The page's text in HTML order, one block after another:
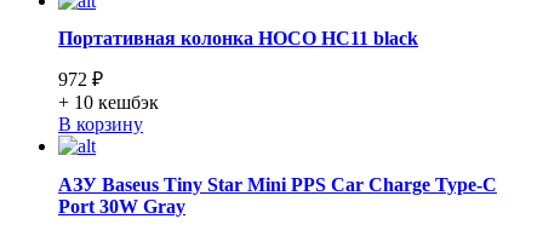
Портативная колонка HOCO HC11 black
972 ₽
+ 10 кешбэк
В корзину
АЗУ Baseus Tiny Star Mini PPS Car Charge Type-C
Port 30W Gray